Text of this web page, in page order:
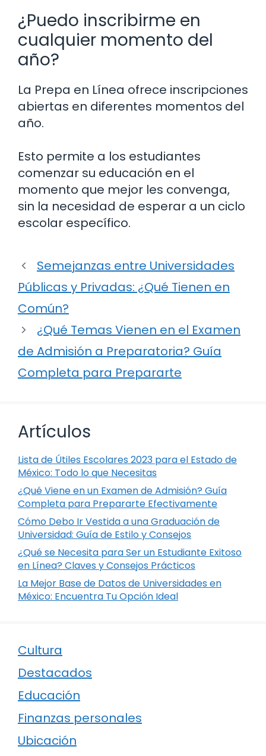
¿Puedo inscribirme en
cualquier momento del
año?
La Prepa en Línea ofrece inscripciones
abiertas en diferentes momentos del
año.
Esto permite a los estudiantes
comenzar su educación en el
momento que mejor les convenga,
sin la necesidad de esperar a un ciclo
escolar específico.
Semejanzas entre Universidades
Públicas y Privadas: ¿Qué Tienen en
Común?
¿Qué Temas Vienen en el Examen
de Admisión a Preparatoria? Guía
Completa para Prepararte
Artículos
Lista de Útiles Escolares 2023 para el Estado de
México: Todo lo que Necesitas
¿Qué Viene en un Examen de Admisión? Guía
Completa para Prepararte Efectivamente
Cómo Debo Ir Vestida a una Graduación de
Universidad: Guía de Estilo y Consejos
¿Qué se Necesita para Ser un Estudiante Exitoso
en Línea? Claves y Consejos Prácticos
La Mejor Base de Datos de Universidades en
México: Encuentra Tu Opción Ideal
Cultura
Destacados
Educación
Finanzas personales
Ubicación